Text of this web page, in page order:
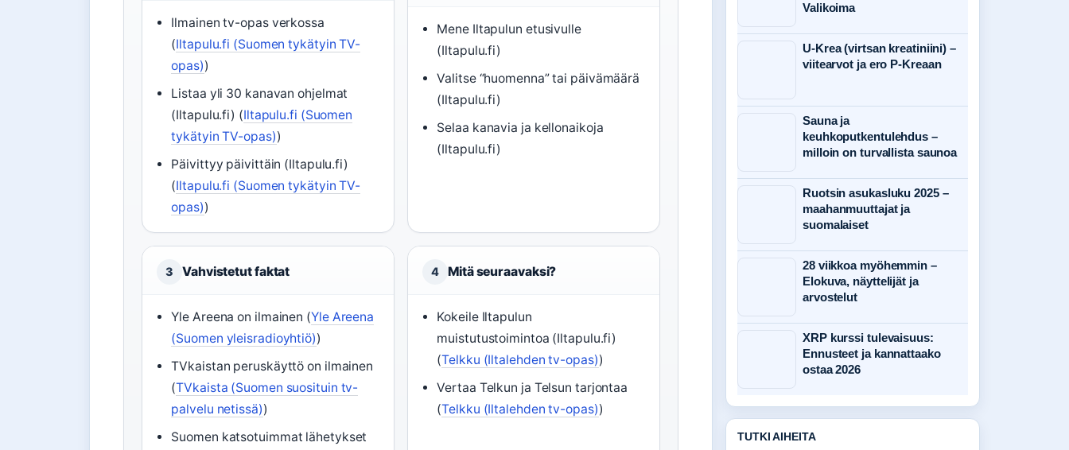
Ilmainen tv-opas verkossa
(Iltapulu.fi (Suomen tykätyin TV-
opas))
Listaa yli 30 kanavan ohjelmat
(Iltapulu.fi) (Iltapulu.fi (Suomen
tykätyin TV-opas))
Päivittyy päivittäin (Iltapulu.fi)
(Iltapulu.fi (Suomen tykätyin TV-
opas))
Mene Iltapulun etusivulle
(Iltapulu.fi)
Valitse “huomenna” tai päivämäärä
(Iltapulu.fi)
Selaa kanavia ja kellonaikoja
(Iltapulu.fi)
3 Vahvistetut faktat
Yle Areena on ilmainen (Yle Areena
(Suomen yleisradioyhtiö))
TVkaistan peruskäyttö on ilmainen
(TVkaista (Suomen suosituin tv-
palvelu netissä))
Suomen katsotuimmat lähetykset
4 Mitä seuraavaksi?
Kokeile Iltapulun
muistutustoimintoa (Iltapulu.fi)
(Telkku (Iltalehden tv-opas))
Vertaa Telkun ja Telsun tarjontaa
(Telkku (Iltalehden tv-opas))
Valikoima
U-Krea (virtsan kreatiniini) –
viitearvot ja ero P-Kreaan
Sauna ja
keuhkoputkentulehdus –
milloin on turvallista saunoa
Ruotsin asukasluku 2025 –
maahanmuuttajat ja
suomalaiset
28 viikkoa myöhemmin –
Elokuva, näyttelijät ja
arvostelut
XRP kurssi tulevaisuus:
Ennusteet ja kannattaako
ostaa 2026
TUTKI AIHEITA